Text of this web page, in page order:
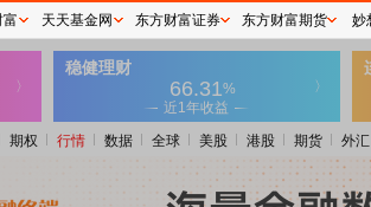
期权 行情 数据 全球 美股 港股 期货 外汇
富 天天基金网 东方财富证券 东方财富期货 妙